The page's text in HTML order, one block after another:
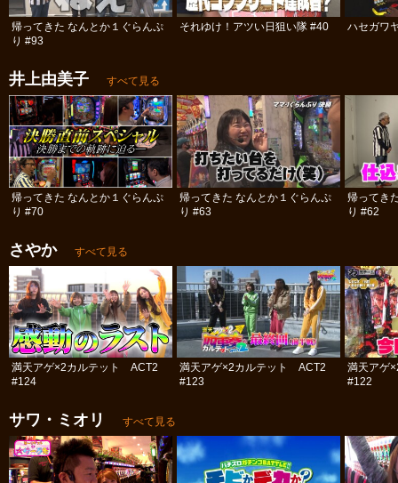
帰ってきた なんとか１ぐらんぷ
り #93
それゆけ！アツい日狙い隊 #40 ハセガワ
井上由美子 すべて見る
帰ってきた なんとか１ぐらんぷ
り #70
帰ってきた なんとか１ぐらんぷ
り #63
帰ってき
り #62
さやか すべて見る
満天アゲ×2カルテット ACT2
#124
満天アゲ×2カルテット ACT2
#123
満天アゲ
#122
サワ・ミオリ すべて見る